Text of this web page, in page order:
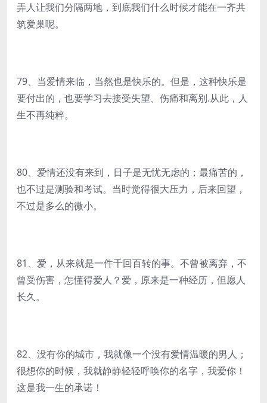
弄人让我们分隔两地，到底我们什么时候才能在一齐共
筑爱巢呢。
79、当爱情来临，当然也是快乐的。但是，这种快乐是
要付出的，也要学习去接受失望、伤痛和离别.从此，人
生不再纯粹。
80、爱情还没有来到，日子是无忧无虑的；最痛苦的，
也不过是测验和考试。当时觉得很大压力，后来回望，
不过是多么的微小。
81、爱，从来就是一件千回百转的事。不曾被离弃，不
曾受伤害，怎懂得爱人？爱，原来是一种经历，但愿人
长久。
82、没有你的城市，我就像一个没有爱情温暖的男人；
很想你的时候，我就静静轻轻呼唤你的名字，我爱你！
这是我一生的承诺！